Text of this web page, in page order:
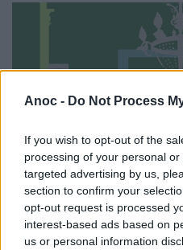
Anoc - Do Not Process
If you wish to opt-out of the
processing of your personal
targeted advertising by us,
section to confirm your
opt-out request is processed
interest-based ads based on
us or personal information